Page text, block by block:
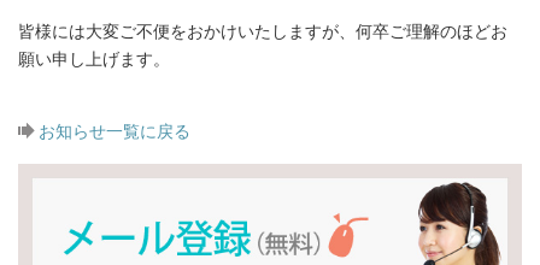
皆様には大変ご不便をおかけいたしますが、何卒ご理解のほどお
願い申し上げます。
お知らせ一覧に戻る